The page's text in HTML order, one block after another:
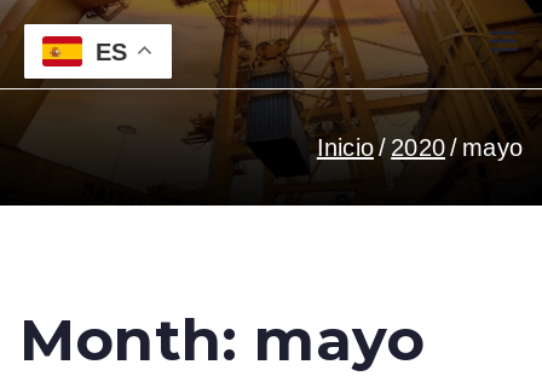
ExoCare
Wearable and Onboard Solutions
Inicio 2020 mayo
Month: mayo
ES